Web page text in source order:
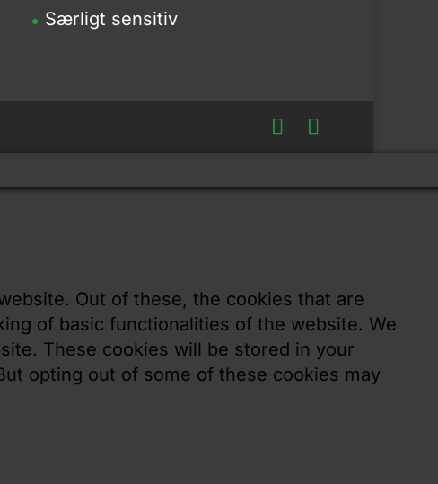
Særligt sensitiv
Out of these, the cookies that are
of basic functionalities of the website. We
These cookies will be stored in your
opting out of some of these cookies may